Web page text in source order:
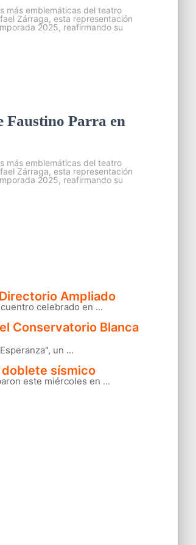
más emblemáticas del teatro
Zárraga, esta representación
2025, reafirmando su
Parra en
más emblemáticas del teatro
Zárraga, esta representación
2025, reafirmando su
Ampliado
celebrado en ...
Conservatorio Blanca
un ...
doblete sísmico
este miércoles en ...